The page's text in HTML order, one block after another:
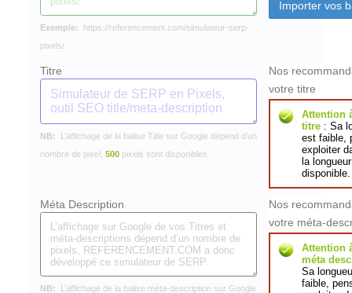
Exemple:
https://referencement.com/simulateur-serp-
pixels/
Titre
NB:
L’affichage de la balise Title sur Google dépend d’un
nombre de pixel, 500pixels sont disponibles
Nos
votre titre
Attention
titre: Sa
est faible,
exploiter
la longueur
disponible.
Méta Description
NB:
L’affichage de la balise méta-description sur Google
Nos
votre méta-
Attention
méta
Sa
faible,